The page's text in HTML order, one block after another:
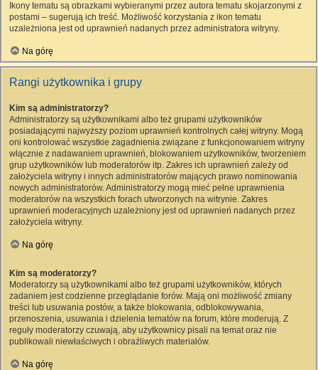
Ikony tematu są obrazkami wybieranymi przez autora tematu skojarzonymi z
postami – sugerują ich treść. Możliwość korzystania z ikon tematu
uzależniona jest od uprawnień nadanych przez administratora witryny.
Na górę
Rangi użytkownika i grupy
Kim są administratorzy?
Administratorzy są użytkownikami albo też grupami użytkowników
posiadającymi najwyższy poziom uprawnień kontrolnych całej witryny. Mogą
oni kontrolować wszystkie zagadnienia związane z funkcjonowaniem witryny
włącznie z nadawaniem uprawnień, blokowaniem użytkowników, tworzeniem
grup użytkowników lub moderatorów itp. Zakres ich uprawnień zależy od
założyciela witryny i innych administratorów mających prawo nominowania
nowych administratorów. Administratorzy mogą mieć pełne uprawnienia
moderatorów na wszystkich forach utworzonych na witrynie. Zakres
uprawnień moderacyjnych uzależniony jest od uprawnień nadanych przez
założyciela witryny.
Na górę
Kim są moderatorzy?
Moderatorzy są użytkownikami albo też grupami użytkowników, których
zadaniem jest codzienne przeglądanie forów. Mają oni możliwość zmiany
treści lub usuwania postów, a także blokowania, odblokowywania,
przenoszenia, usuwania i dzielenia tematów na forum, które moderują. Z
reguły moderatorzy czuwają, aby użytkownicy pisali na temat oraz nie
publikowali niewłaściwych i obraźliwych materiałów.
Na górę